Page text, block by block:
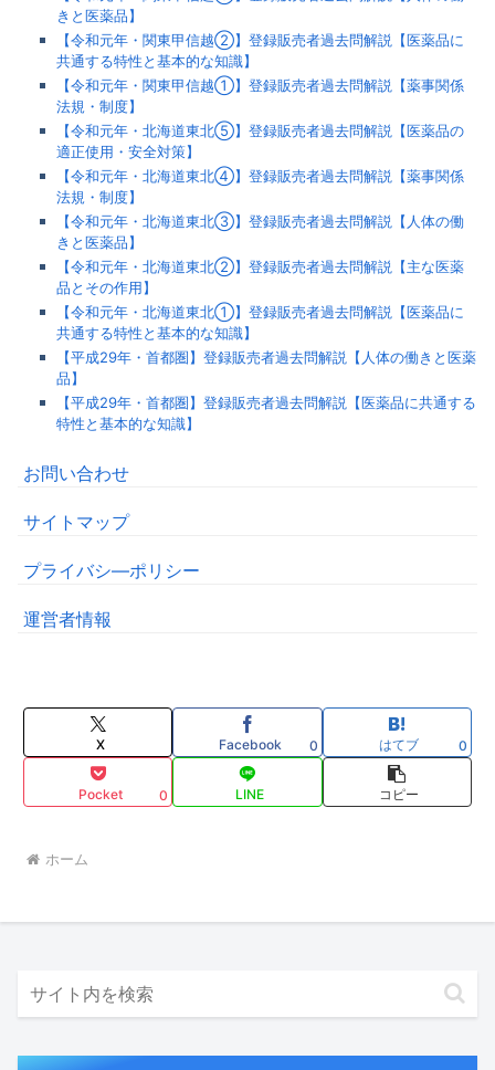
きと医薬品】
【令和元年・関東甲信越②】登録販売者過去問解説【医薬品に
共通する特性と基本的な知識】
【令和元年・関東甲信越①】登録販売者過去問解説【薬事関係
法規・制度】
【令和元年・北海道東北⑤】登録販売者過去問解説【医薬品の
適正使用・安全対策】
【令和元年・北海道東北④】登録販売者過去問解説【薬事関係
法規・制度】
【令和元年・北海道東北③】登録販売者過去問解説【人体の働
きと医薬品】
【令和元年・北海道東北②】登録販売者過去問解説【主な医薬
品とその作用】
【令和元年・北海道東北①】登録販売者過去問解説【医薬品に
共通する特性と基本的な知識】
【平成29年・首都圏】登録販売者過去問解説【人体の働きと医薬
品】
【平成29年・首都圏】登録販売者過去問解説【医薬品に共通する
特性と基本的な知識】
お問い合わせ
サイトマップ
プライバシ―ポリシー
運営者情報
X Facebook 0 はてブ 0
Pocket 0 LINE コピー
ホーム